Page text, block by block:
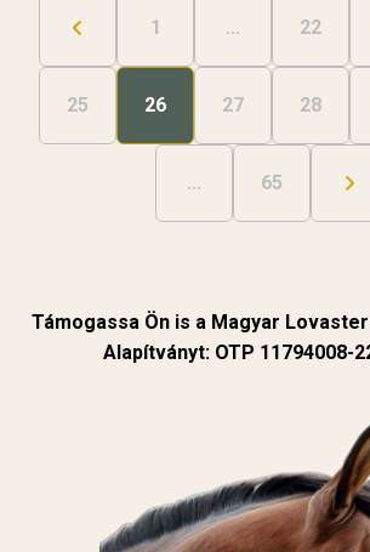
1 ... 22
25 26 27 28
... 65
Támogassa Ön is a Magyar
Alapítványt: OTP 11794008-